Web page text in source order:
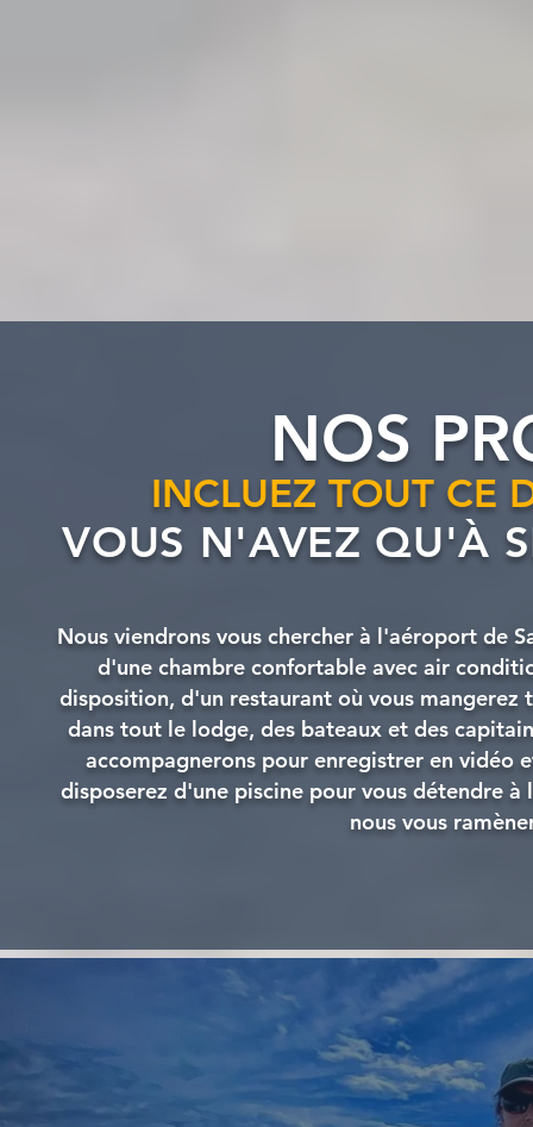
NOS
INCLUEZ TOUT CE
VOUS N'AVEZ QU'À
Nous viendrons vous chercher à l'aéroport de
d'une chambre confortable avec air
disposition, d'un restaurant où vous mangerez
dans tout le lodge, des bateaux et des
accompagnerons pour enregistrer en vidéo
disposerez d'une piscine pour vous détendre
nous vous